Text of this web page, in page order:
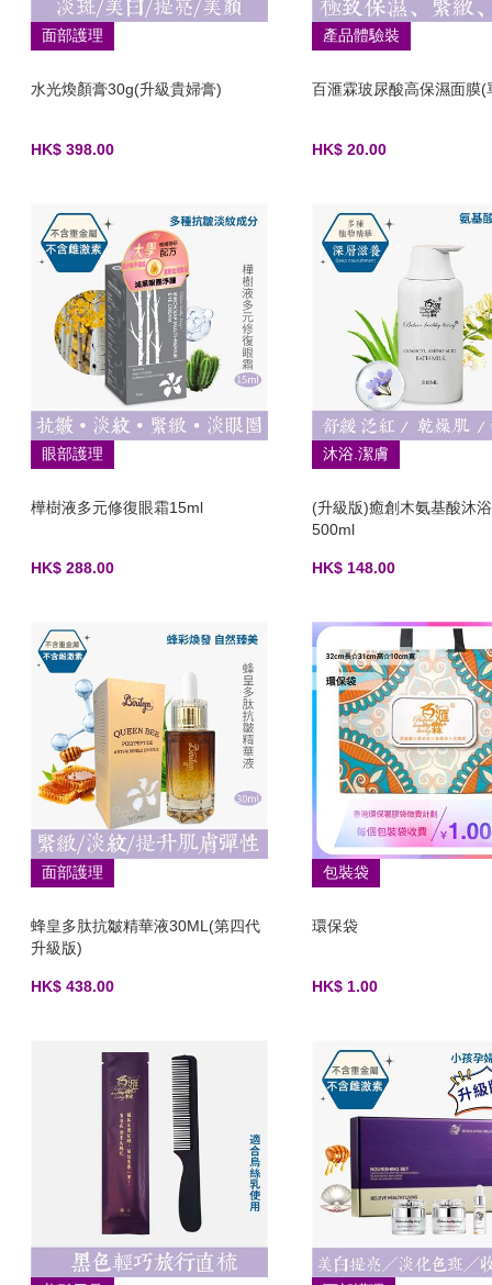
面部護理
水光煥顏膏30g(升級貴婦膏)
HK$ 398.00
產品體驗裝
百滙霖玻尿酸高保濕面膜(
HK$ 20.00
眼部護理
樺樹液多元修復眼霜15ml
HK$ 288.00
沐浴.潔膚
(升級版)癒創木氨基酸沐
500ml
HK$ 148.00
面部護理
蜂皇多肽抗皺精華液30ML(第四代
升級版)
HK$ 438.00
包裝袋
環保袋
HK$ 1.00